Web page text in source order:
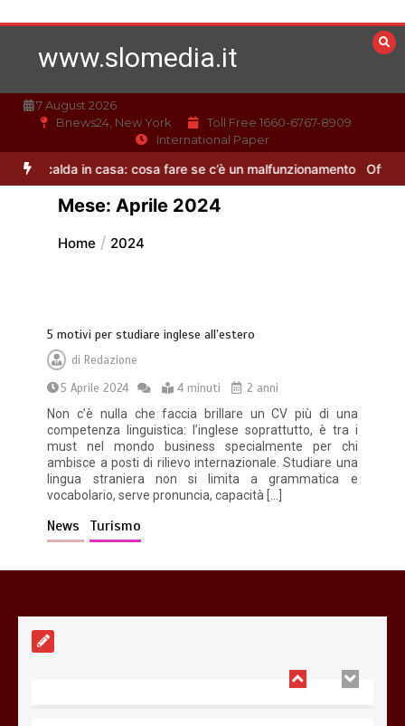
al
contenutowww.slomedia.it
7 August 2026
Bnews24, New York
Toll Free 1660-6767-8909
International Paper
calda in casa: cosa fare se c’è un malfunzionamento Offerte luce
Mese: Aprile 2024
Home 2024
5 motivi per studiare inglese all’estero
diRedazione
5 Aprile 2024
4 minuti
2 anni
Non c’è nulla che faccia brillare un CV più di una
competenza linguistica: l’inglese soprattutto, è tra i
must nel mondo business specialmente per chi
ambisce a posti di rilievo internazionale. Studiare una
lingua straniera non si limita a grammatica e
vocabolario, serve pronuncia, capacità […]
News Turismo
Gestione dei costi dell’automobile:
strategie per ottimizzare le spese di
mantenimento
Offerte luce e gas: come scegliere la